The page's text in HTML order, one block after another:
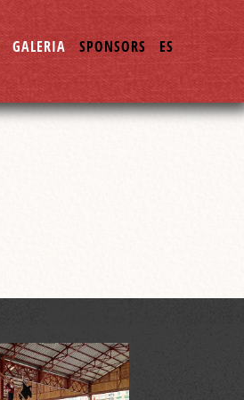
GALERIA SPONSORS ES